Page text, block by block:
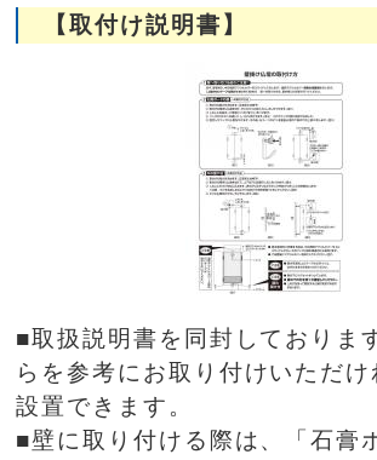
【取付け説明書】
■取扱説明書を同封しておりま
らを参考にお取り付けいただ
設置できます。
■壁に取り付ける際は、「石膏